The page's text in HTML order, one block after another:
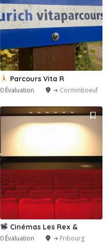
Parcours Vita R
0 Évaluation ➔ Corminboeuf
Cinémas Les Rex &
0 Évaluation ➔ Fribourg